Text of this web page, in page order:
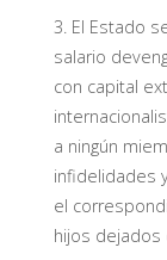
3. El Estado
salario
con capital
a ningún
infidelidades
el
hijos dejados